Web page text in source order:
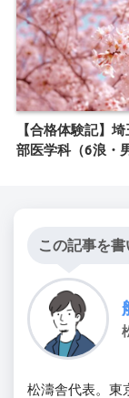
【合格体験記】
部医学科（6浪・
この記事を書
松濤舎代表。東